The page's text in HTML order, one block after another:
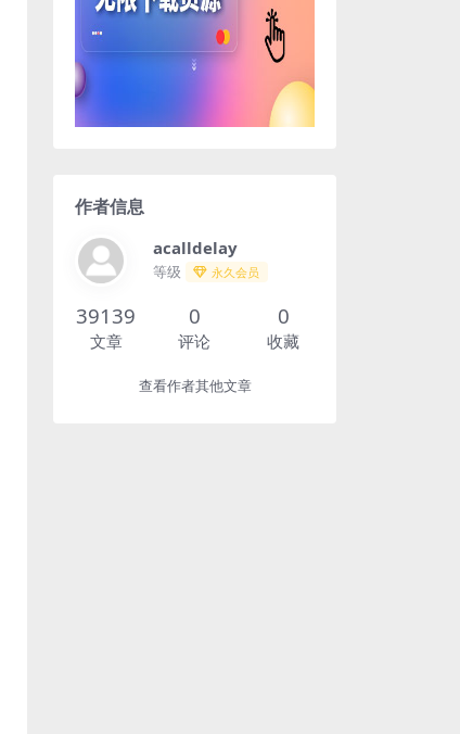
作者信息
acalldelay
等级 永久会员
39139
文章
0
评论
0
收藏
查看作者其他文章